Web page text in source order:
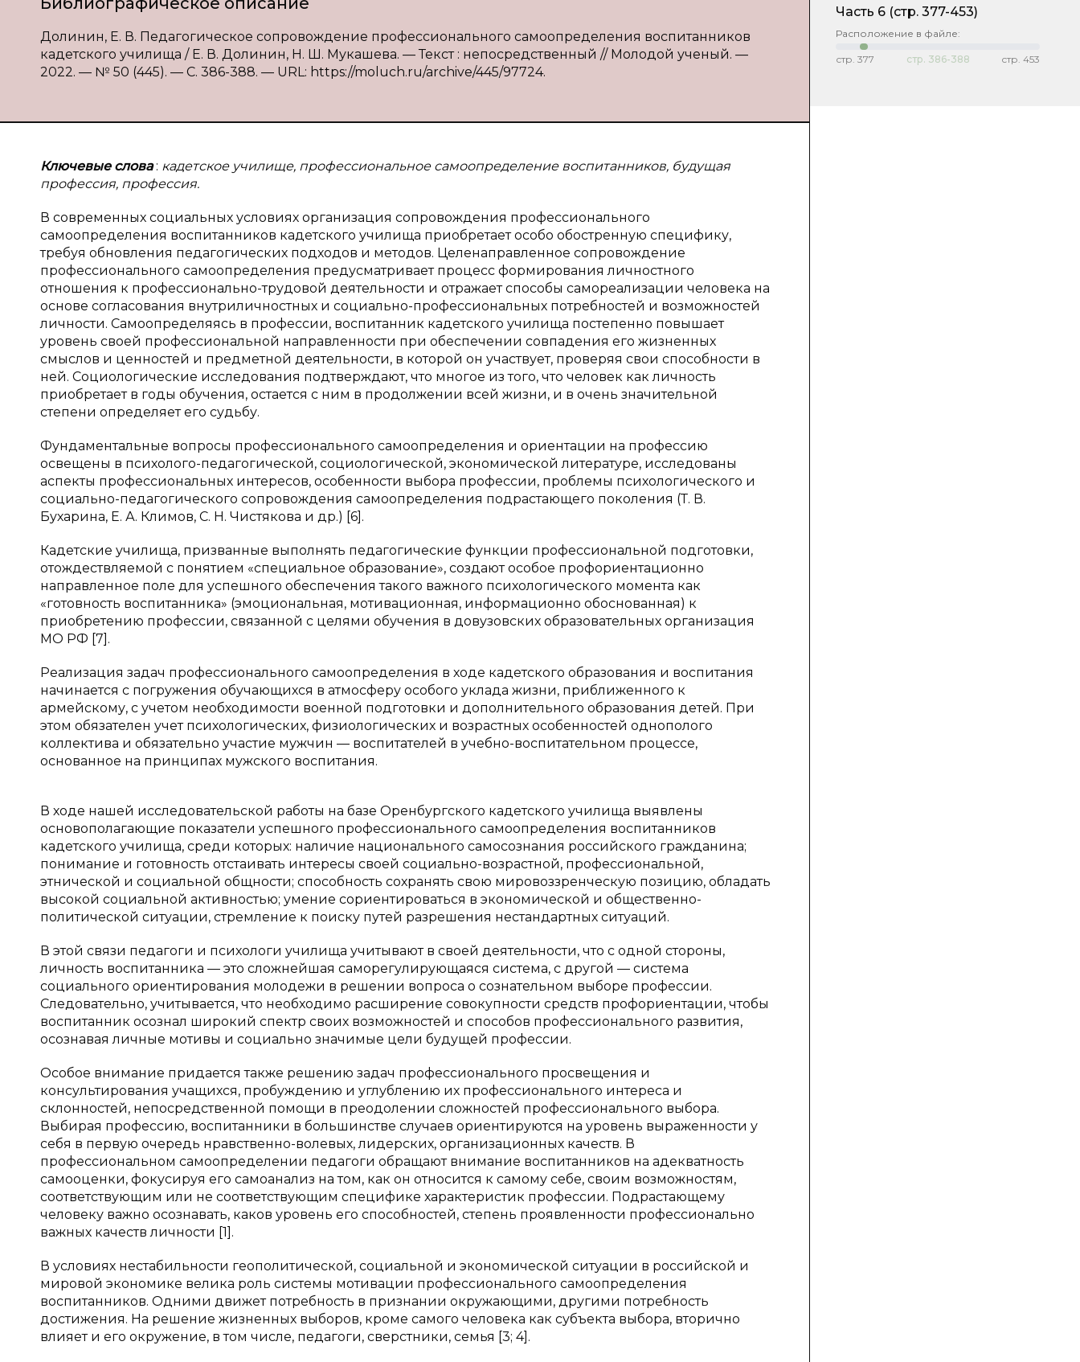
Долинин, Е. В. Педагогическое сопровождение профессионального самоопределения воспитанников
кадетского училища / Е. В. Долинин, Н. Ш. Мукашева. — Текст : непосредственный // Молодой ученый. —
2022. — № 50 (445). — С. 386-388. — URL: https://moluch.ru/archive/445/97724.
Ключевые слова: кадетское училище, профессиональное самоопределение воспитанников, будущая
профессия, профессия.
В современных социальных условиях организация сопровождения профессионального
самоопределения воспитанников кадетского училища приобретает особо обостренную специфику,
требуя обновления педагогических подходов и методов. Целенаправленное сопровождение
профессионального самоопределения предусматривает процесс формирования личностного
отношения к профессионально-трудовой деятельности и отражает способы самореализации человека на
основе согласования внутриличностных и социально-профессиональных потребностей и возможностей
личности. Самоопределяясь в профессии, воспитанник кадетского училища постепенно повышает
уровень своей профессиональной направленности при обеспечении совпадения его жизненных
смыслов и ценностей и предметной деятельности, в которой он участвует, проверяя свои способности в
ней. Социологические исследования подтверждают, что многое из того, что человек как личность
приобретает в годы обучения, остается с ним в продолжении всей жизни, и в очень значительной
степени определяет его судьбу.
Фундаментальные вопросы профессионального самоопределения и ориентации на профессию
освещены в психолого-педагогической, социологической, экономической литературе, исследованы
аспекты профессиональных интересов, особенности выбора профессии, проблемы психологического и
социально-педагогического сопровождения самоопределения подрастающего поколения (Т. В.
Бухарина, Е. А. Климов, С. Н. Чистякова и др.) [6].
Кадетские училища, призванные выполнять педагогические функции профессиональной подготовки,
отождествляемой с понятием «специальное образование», создают особое профориентационно
направленное поле для успешного обеспечения такого важного психологического момента как
«готовность воспитанника» (эмоциональная, мотивационная, информационно обоснованная) к
приобретению профессии, связанной с целями обучения в довузовских образовательных организация
МО РФ [7].
Реализация задач профессионального самоопределения в ходе кадетского образования и воспитания
начинается с погружения обучающихся в атмосферу особого уклада жизни, приближенного к
армейскому, с учетом необходимости военной подготовки и дополнительного образования детей. При
этом обязателен учет психологических, физиологических и возрастных особенностей однополого
коллектива и обязательно участие мужчин — воспитателей в учебно-воспитательном процессе,
основанное на принципах мужского воспитания.
В ходе нашей исследовательской работы на базе Оренбургского кадетского училища выявлены
основополагающие показатели успешного профессионального самоопределения воспитанников
кадетского училища, среди которых: наличие национального самосознания российского гражданина;
понимание и готовность отстаивать интересы своей социально-возрастной, профессиональной,
этнической и социальной общности; способность сохранять свою мировоззренческую позицию, обладать
высокой социальной активностью; умение сориентироваться в экономической и общественно-
политической ситуации, стремление к поиску путей разрешения нестандартных ситуаций.
В этой связи педагоги и психологи училища учитывают в своей деятельности, что с одной стороны,
личность воспитанника — это сложнейшая саморегулирующаяся система, с другой — система
социального ориентирования молодежи в решении вопроса о сознательном выборе профессии.
Следовательно, учитывается, что необходимо расширение совокупности средств профориентации, чтобы
воспитанник осознал широкий спектр своих возможностей и способов профессионального развития,
осознавая личные мотивы и социально значимые цели будущей профессии.
Особое внимание придается также решению задач профессионального просвещения и
консультирования учащихся, пробуждению и углублению их профессионального интереса и
склонностей, непосредственной помощи в преодолении сложностей профессионального выбора.
Выбирая профессию, воспитанники в большинстве случаев ориентируются на уровень выраженности у
себя в первую очередь нравственно-волевых, лидерских, организационных качеств. В
профессиональном самоопределении педагоги обращают внимание воспитанников на адекватность
самооценки, фокусируя его самоанализ на том, как он относится к самому себе, своим возможностям,
соответствующим или не соответствующим специфике характеристик профессии. Подрастающему
человеку важно осознавать, каков уровень его способностей, степень проявленности профессионально
важных качеств личности [1].
В условиях нестабильности геополитической, социальной и экономической ситуации в российской и
мировой экономике велика роль системы мотивации профессионального самоопределения
воспитанников. Одними движет потребность в признании окружающими, другими потребность
достижения. На решение жизненных выборов, кроме самого человека как субъекта выбора, вторично
влияет и его окружение, в том числе, педагоги, сверстники, семья [3; 4].
Часть 6 (стр. 377-453)
Расположение в файле:
стр. 377 стр. 386-388 стр. 453